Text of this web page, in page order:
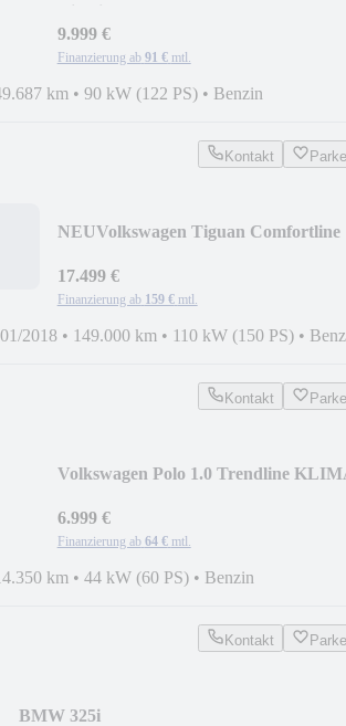
9.999 €
Finanzierung ab 91 € mtl.
km • 90 kW (122 PS) • Benzin
Kontakt
NEUVolkswagen Tiguan Comfortline
17.499 €
Finanzierung ab 159 € mtl.
2018 • 149.000 km • 110 kW (150 PS) •
Kontakt
Volkswagen Polo 1.0 Trendline
6.999 €
Finanzierung ab 64 € mtl.
km • 44 kW (60 PS) • Benzin
Kontakt
BMW 325i